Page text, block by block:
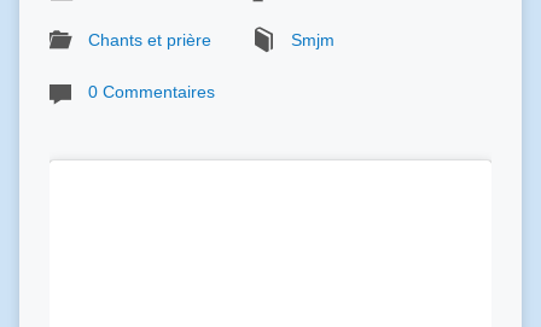
Chants et prière Smjm
0 Commentaires